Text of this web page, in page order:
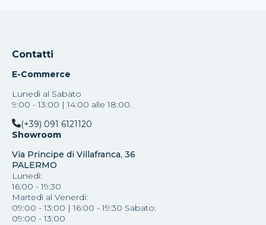
Contatti
E-Commerce
Lunedì al Sabato
9:00 - 13:00 | 14:00 alle 18:00.
(+39) 091 6121120
Showroom
Via Principe di Villafranca, 36
PALERMO
Lunedì:
16:00 - 19:30
Martedì al Venerdi:
09:00 - 13:00 | 16:00 - 19:30 Sabato:
09:00 - 13:00